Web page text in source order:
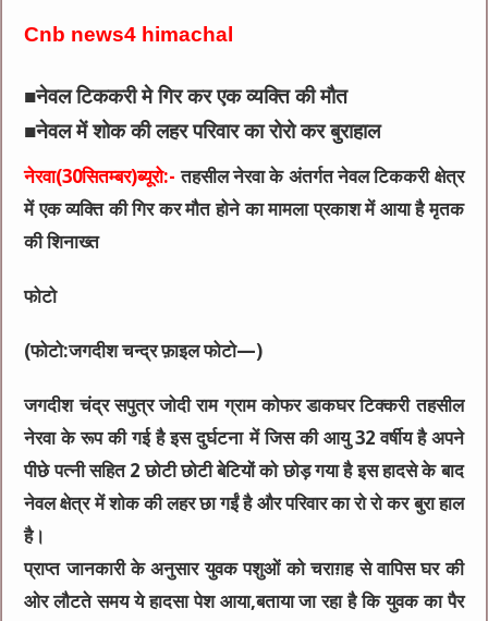
Cnb news4 himachal
■नेवल टिककरी मे गिर कर एक व्यक्ति की मौत
■नेवल में शोक की लहर परिवार का रोरो कर बुराहाल
नेरवा(30सितम्बर)ब्यूरो:- तहसील नेरवा के अंतर्गत नेवल टिककरी क्षेत्र
में एक व्यक्ति की गिर कर मौत होने का मामला प्रकाश में आया है मृतक
की शिनाख्त
फोटो
(फोटो:जगदीश चन्द्र फ़ाइल फोटो—)
जगदीश चंद्र सपुत्र जोदी राम ग्राम कोफर डाकघर टिक्करी तहसील
नेरवा के रूप की गई है इस दुर्घटना में जिस की आयु 32 वर्षीय है अपने
पीछे पत्नी सहित 2 छोटी छोटी बेटियों को छोड़ गया है इस हादसे के बाद
नेवल क्षेत्र में शोक की लहर छा गईं है और परिवार का रो रो कर बुरा हाल
है।
प्राप्त जानकारी के अनुसार युवक पशुओं को चराग़ह से वापिस घर की
ओर लौटते समय ये हादसा पेश आया,बताया जा रहा है कि युवक का पैर